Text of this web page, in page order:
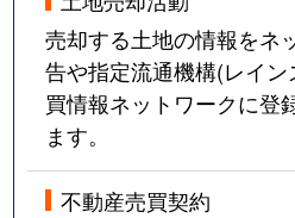
売却する土地の情報をネ
告や指定流通機構(レイ
買情報ネットワークに登
ます。
不動産売買契約